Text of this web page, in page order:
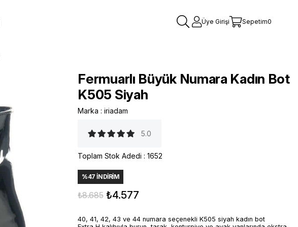
Üye Girişi Sepetim0
Fermuarlı Büyük Numara Kadın Bot
K505 Siyah
Marka : iriadam
5.0
Toplam Stok Adedi : 1652
%47 İNDIRIM
₺8.685 ₺4.577
40, 41, 42, 43 ve 44 numara seçenekli K505 siyah kadın bot